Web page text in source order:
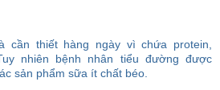
cần thiết hàng ngày vì chứa protein,
nhiên bệnh nhân tiểu đường được
sản phẩm sữa ít chất béo.